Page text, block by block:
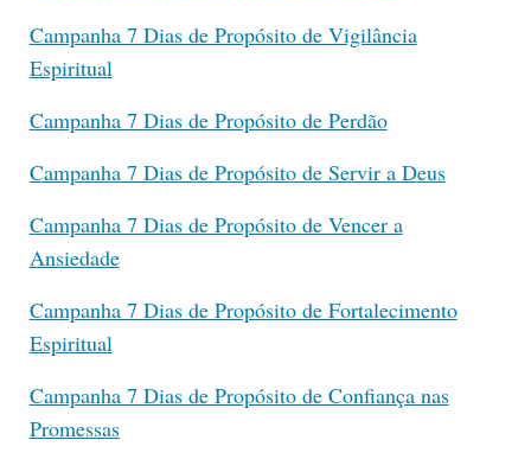
Campanha 7 Dias de Propósito de Vigilância
Espiritual
Campanha 7 Dias de Propósito de Perdão
Campanha 7 Dias de Propósito de Servir a Deus
Campanha 7 Dias de Propósito de Vencer a
Ansiedade
Campanha 7 Dias de Propósito de Fortalecimento
Espiritual
Campanha 7 Dias de Propósito de Confiança nas
Promessas